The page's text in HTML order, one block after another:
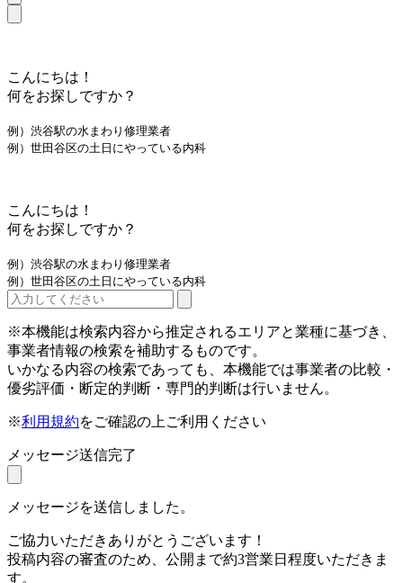
こんにちは！
何をお探しですか？
例）渋谷駅の水まわり修理業者
例）世田谷区の土日にやっている内科
こんにちは！
何をお探しですか？
例）渋谷駅の水まわり修理業者
例）世田谷区の土日にやっている内科
※本機能は検索内容から推定されるエリアと業種に基づき、
事業者情報の検索を補助するものです。
いかなる内容の検索であっても、本機能では事業者の比較・
優劣評価・断定的判断・専門的判断は行いません。
※利用規約をご確認の上ご利用ください
メッセージ送信完了
メッセージを送信しました。
ご協力いただきありがとうございます！
投稿内容の審査のため、公開まで約3営業日程度いただきま
す。